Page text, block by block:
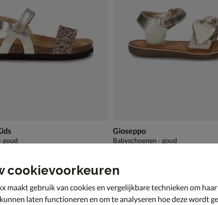
goud
Gioseppo
Babyschoenen - goud
cookievoorkeuren
maakt gebruik van cookies en vergelijkbare technieken om
laten functioneren en om te analyseren hoe deze wordt